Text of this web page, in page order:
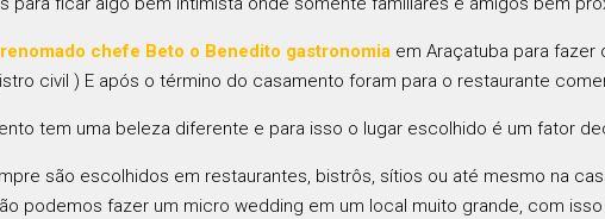
renomado chefe Beto o Benedito gastronomia em Araçatuba para fazer
civil ) E após o término do casamento foram para o restaurante
tem uma beleza diferente e para isso o lugar escolhido é um fator
são escolhidos em restaurantes, bistrôs, sítios ou até mesmo na
podemos fazer um micro wedding em um local muito grande, com